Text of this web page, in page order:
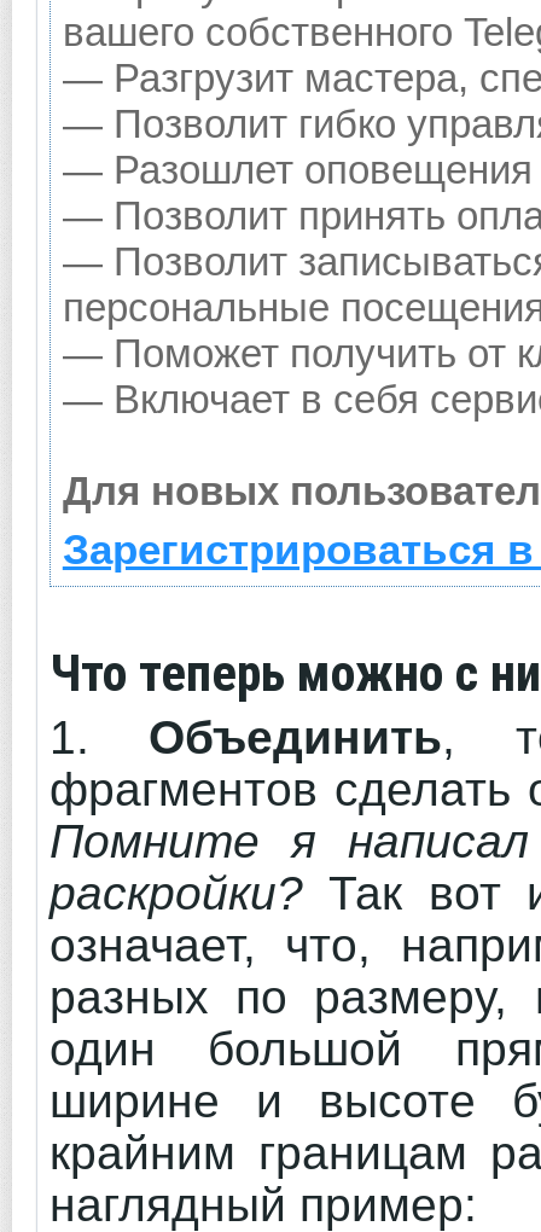
вашего собственного
— Разгрузит мастера,
— Позволит гибко
— Разошлет оповещения
— Позволит принять
— Позволит
персональные
— Поможет получить от
— Включает в себя
Для новых
Зарегистрироваться
Что теперь можно с
1. Объединить,
фрагментов
Помните я
раскройки?Так вот
означает, что,
разных по размеру,
один большой
ширине и высоте
крайним границам
наглядный пример: